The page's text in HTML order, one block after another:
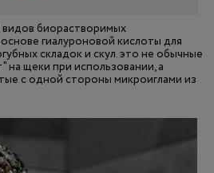
биорастворимых
гиалуроновой кислоты для
складок и скул. это не обычные
на щеки при использовании, а
с одной стороны микроиглами из